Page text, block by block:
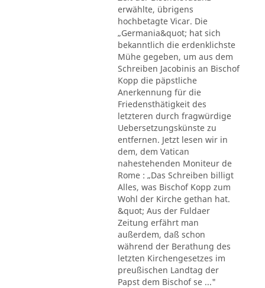
erwählte, übrigens
hochbetagte Vicar. Die
„Germania&quot; hat sich
bekanntlich die erdenklichste
Mühe gegeben, um aus dem
Schreiben Jacobinis an Bischof
Kopp die päpstliche
Anerkennung für die
Friedensthätigkeit des
letzteren durch fragwürdige
Uebersetzungskünste zu
entfernen. Jetzt lesen wir in
dem, dem Vatican
nahestehenden Moniteur de
Rome : „Das Schreiben billigt
Alles, was Bischof Kopp zum
Wohl der Kirche gethan hat.
&quot; Aus der Fuldaer
Zeitung erfährt man
außerdem, daß schon
während der Berathung des
letzten Kirchengesetzes im
preußischen Landtag der
Papst dem Bischof se ..."